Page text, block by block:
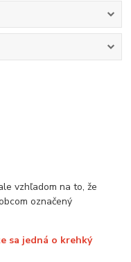
vzhľadom na to, že
označený
sa jedná o krehký